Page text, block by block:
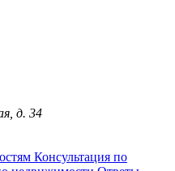
д. 34
Консультация по